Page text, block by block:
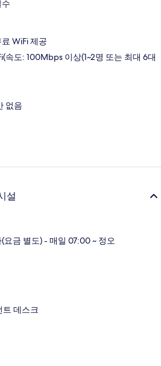
WiFi 제공
속도: 100Mbps 이상(1~2명 또는 최대 6대
없음
설
요금 별도) - 매일 07:00 ~ 정오
트 데스크